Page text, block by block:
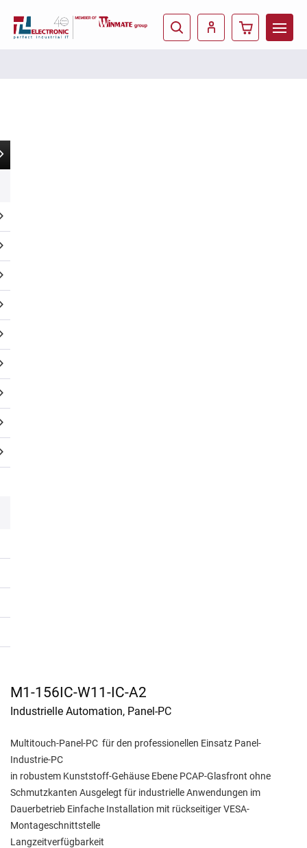
M1-156IC-W11-IC-A2
Industrielle Automation, Panel-PC
Multitouch-Panel-PC für den professionellen Einsatz Panel-
Industrie-PC
in robustem Kunststoff-Gehäuse Ebene PCAP-Glasfront ohne
Schmutzkanten Ausgelegt für industrielle Anwendungen im
Dauerbetrieb Einfache Installation mit rückseitiger VESA-
Montageschnittstelle
Langzeitverfügbarkeit